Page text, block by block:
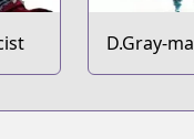
D.Gray-